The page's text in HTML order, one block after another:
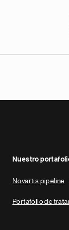
Nuestro
Novartis pipeline
Portafolio de